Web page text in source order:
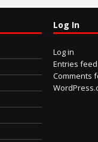
Log In
Log in
Entries feed
Comments